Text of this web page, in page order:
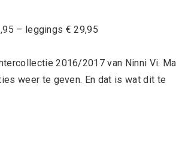
– leggings € 29,95
2016/2017 van Ninni Vi.
weer te geven. En dat is wat dit te